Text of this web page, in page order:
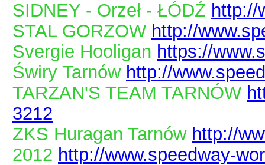
SIDNEY - Orzeł - ŁÓDŹ http://
STAL GORZOW http://
Svergie Hooligan https://
Świry Tarnów http://
TARZAN'S TEAM TARNÓW
3212
ZKS Huragan Tarnów http://
2012 http://www.speedway-